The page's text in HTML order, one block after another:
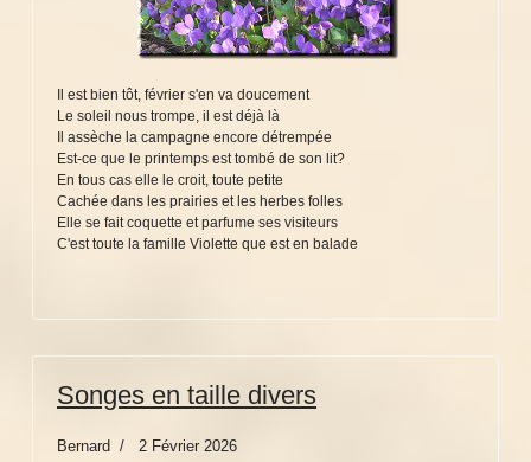
Il est bien tôt, février s'en va doucement
Le soleil nous trompe, il est déjà là
Il assèche la campagne encore détrempée
Est-ce que le printemps est tombé de son lit?
En tous cas elle le croit, toute petite
Cachée dans les prairies et les herbes folles
Elle se fait coquette et parfume ses visiteurs
C'est toute la famille Violette que est en balade
Songes en taille divers
Bernard 2 Février 2026